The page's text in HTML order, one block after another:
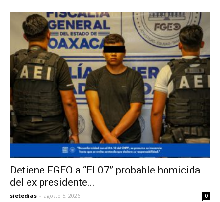
Detiene FGEO a “El 07” probable homicida
del ex presidente...
sietedias - agosto 5, 2026 0